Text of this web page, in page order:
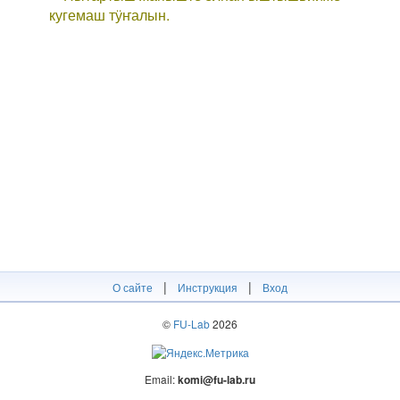
кугемаш тӱҥалын.
О сайте | Инструкция | Вход
© FU-Lab2026
Email:komi@fu-lab.ru